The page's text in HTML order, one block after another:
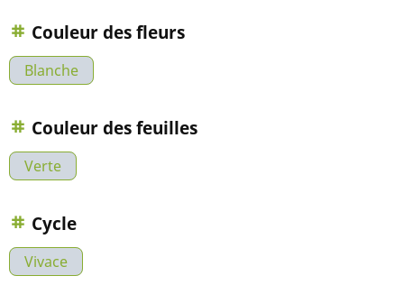
Couleur des fleurs
Blanche
Couleur des feuilles
Verte
Cycle
Vivace